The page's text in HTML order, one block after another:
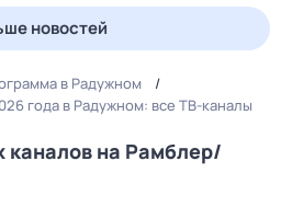
новостей
в Радужном
года в Радужном: все ТВ-каналы
каналов на Рамблер/